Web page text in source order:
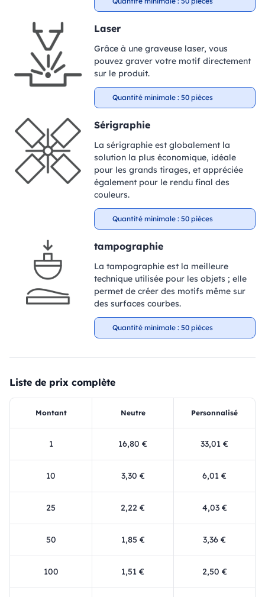
Laser
Grâce à une graveuse laser, vous
pouvez graver votre motif directement
sur le produit.
Quantité minimale : 50 pièces
Sérigraphie
La sérigraphie est globalement la
solution la plus économique, idéale
pour les grands tirages, et appréciée
également pour le rendu final des
couleurs.
Quantité minimale : 50 pièces
tampographie
La tampographie est la meilleure
technique utilisée pour les objets ; elle
permet de créer des motifs même sur
des surfaces courbes.
Quantité minimale : 50 pièces
Liste de prix complète
Montant Neutre Personnalisé
1 16,80 € 33,01 €
10 3,30 € 6,01 €
25 2,22 € 4,03 €
50 1,85 € 3,36 €
100 1,51 € 2,50 €